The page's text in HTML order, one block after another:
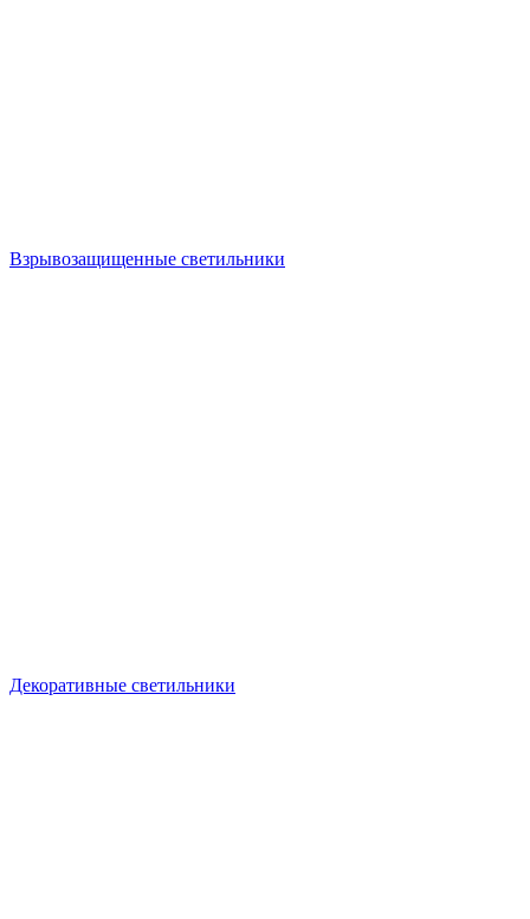
Взрывозащищенные светильники
Декоративные светильники